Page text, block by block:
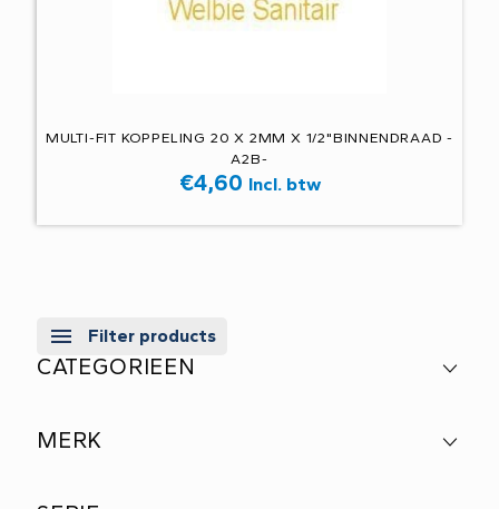
MULTI-FIT KOPPELING 20 X 2MM X 1/2"BINNENDRAAD -
A2B-
€4,60 Incl. btw
Filter products
CATEGORIEEN
MERK